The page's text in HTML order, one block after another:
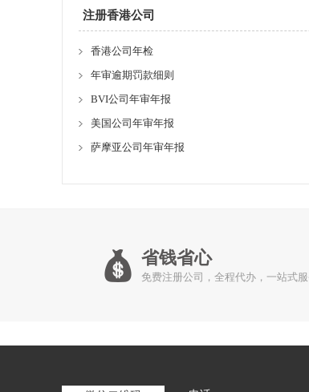
注册香港公司
香港公司年检
年审逾期罚款细则
BVI公司年审年报
美国公司年审年报
萨摩亚公司年审年报
省钱省心
免费注册公司，全程代办，一站式